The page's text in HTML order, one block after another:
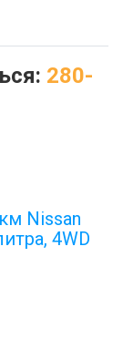
280-
Nissan
4WD